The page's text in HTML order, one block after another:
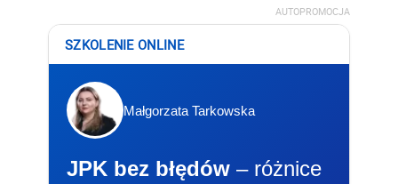
AUTOPROMOCJA
SZKOLENIE ONLINE
Małgorzata Tarkowska
JPK bez błędów – różnice